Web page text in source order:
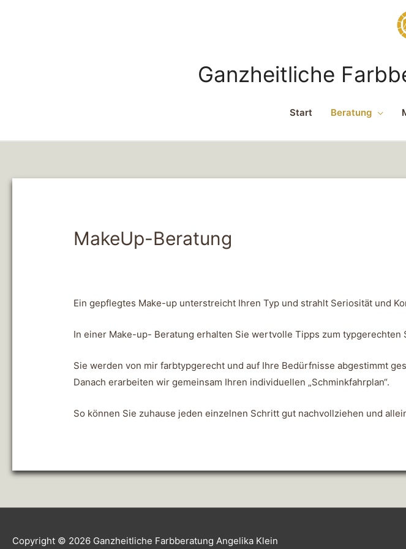
Ganzheitliche
Start Beratung
MakeUp-Beratung
Ein gepflegtes Make-up unterstreicht Ihren Typ und strahlt Seriosität und
In einer Make-up- Beratung erhalten Sie wertvolle Tipps zum typgerechten
Sie werden von mir farbtypgerecht und auf Ihre Bedürfnisse abgestimmt
Danach erarbeiten wir gemeinsam Ihren individuellen „Schminkfahrplan“.
So können Sie zuhause jeden einzelnen Schritt gut nachvollziehen und
Copyright © 2026 Ganzheitliche Farbberatung Angelika Klein